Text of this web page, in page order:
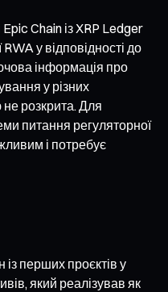
Chain із XRP Ledger
у відповідності до
інформація про
у різних
розкрита. Для
питання регуляторної
і потребує
із перших проєктів у
який реалізував як